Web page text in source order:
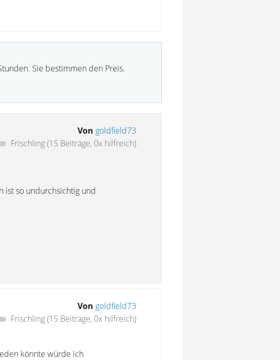
Sie bestimmen den Preis.
Von goldfield73
Frischling(15 Beiträge, 0x hilfreich)
ist so undurchsichtig und
Von goldfield73
Frischling(15 Beiträge, 0x hilfreich)
könnte würde ich